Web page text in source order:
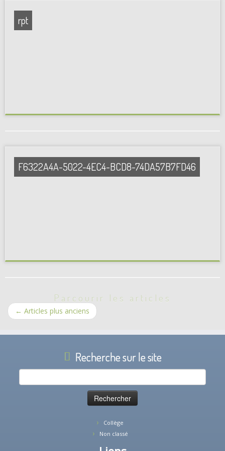
rpt
F6322A4A-5022-4EC4-BCD8-74DA57B7FD46
Parcourir les articles
← Articles plus anciens
Recherche sur le site
Rechercher :
Collège
Non classé